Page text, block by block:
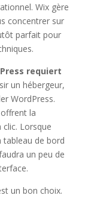
Wix gère
concentrer sur
parfait pour
requiert
un hébergeur,
WordPress.
la
clic. Lorsque
tableau de bord
un peu de
un bon choix.